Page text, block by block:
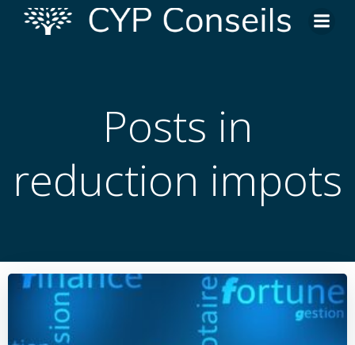
Skip
to
Posts in
reduction impots